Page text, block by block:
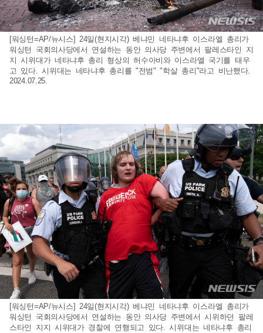
[워싱턴=AP/뉴시스] 24일(현지시각) 베냐민 네타냐후 이스라엘 총리가
워싱턴 국회의사당에서 연설하는 동안 의사당 주변에서 팔레스타인 지
지 시위대가 네타냐후 총리 형상의 허수아비와 이스라엘 국기를 태우
고 있다. 시위대는 네타냐후 총리를 "전범" "학살 총리"라고 비난했다.
2024.07.25.
[워싱턴=AP/뉴시스] 24일(현지시각) 베냐민 네타냐후 이스라엘 총리가
워싱턴 국회의사당에서 연설하는 동안 의사당 주변에서 시위하던 팔레
스타인 지지 시위대가 경찰에 연행되고 있다. 시위대는 네타냐후 총리